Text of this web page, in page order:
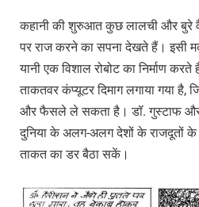
कहानी की शुरुआत कुछ लालची और बुरे
पर राज करने का सपना देखते हैं। इसी
यानी एक विशाल रोबोट का निर्माण
ताकतवर कंप्यूटर दिमाग लगाया गया
और फैसले ले सकता है। डॉ. गुस्टाफ और
दुनिया के अलग-अलग देशों के राजदूतों के
ताकत का डर बैठा सकें।